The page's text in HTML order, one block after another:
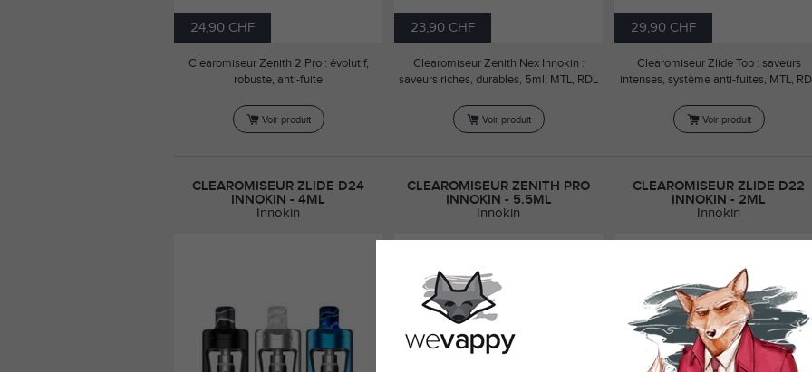
24,90 CHF
Clearomiseur Zenith 2 Pro : évolutif,
robuste, anti-fuite
Voir produit
23,90 CHF
Clearomiseur Zenith Nex Innokin :
saveurs riches, durables, 5ml, MTL, RDL
Voir produit
29,90 CHF
Clearomiseur Zlide Top : saveurs
intenses, système anti-fuites, MTL,
Voir produit
CLEAROMISEUR ZLIDE D24
INNOKIN - 4ML
Innokin
CLEAROMISEUR ZENITH PRO
INNOKIN - 5.5ML
Innokin
CLEAROMISEUR ZLIDE D22
INNOKIN - 2ML
Innokin